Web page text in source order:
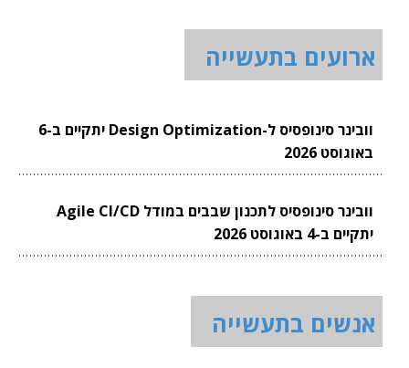
ארועים בתעשייה
וובינר סינופסיס ל-Design Optimization יתקיים ב-6
באוגוסט 2026
וובינר סינופסיס לתכנון שבבים במודל Agile CI/CD
יתקיים ב-4 באוגוסט 2026
אנשים בתעשייה